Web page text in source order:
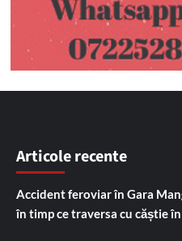
Articole recente
Accident feroviar în Gara
în timp ce traversa cu căștie